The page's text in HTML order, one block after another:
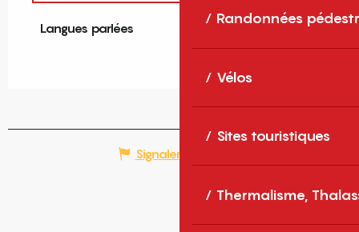
Randonnées
Vélos
Sites touristiques
Thermalisme,
Langues parlées
Langues parlées
Signaler une erreur